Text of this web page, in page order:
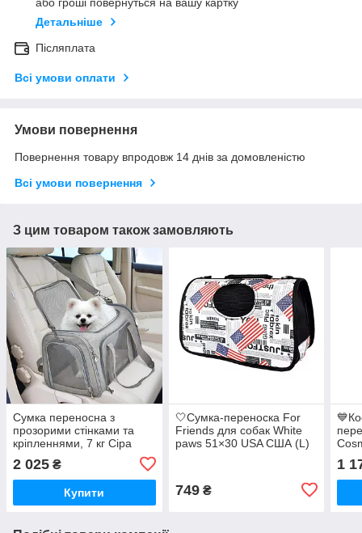
або гроші повернуться на вашу картку
Детальніше
Післяплата
Всі умови оплати
Умови повернення
Повернення товару впродовж 14 днів за домовленістю
Всі умови повернення
З цим товаром також замовляють
Сумка переносна з
прозорими стінками та
кріпленнями, 7 кг Сіра
2 025 ₴
Купити
🤍Сумка-переноска For
Friends для собак White
paws 51×30 USA США (L)
749₴
1